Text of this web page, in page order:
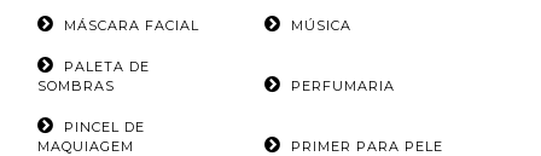
MÁSCARA FACIAL MÚSICA
PALETA DE
SOMBRAS
PERFUMARIA
PINCEL DE
MAQUIAGEM
PRIMER PARA PELE